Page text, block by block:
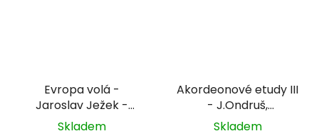
Evropa volá -
Jaroslav Ježek -
komorní hra
Skladem
Akordeonové etudy III
- J.Ondruš,
M.Dikánová
Skladem